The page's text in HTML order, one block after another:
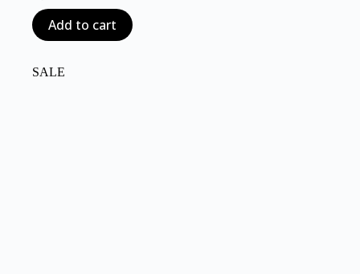
was:
රු1,050.00.
is:
රු840.00.
Add to cart
SALE